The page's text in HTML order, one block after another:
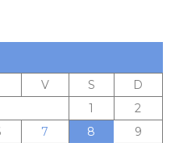
V S
D
1
2
7 8
9